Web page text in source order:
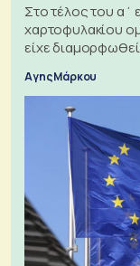
Στο τέλος του α΄
χαρτοφυλακίου
είχε
Αγης Μάρκου